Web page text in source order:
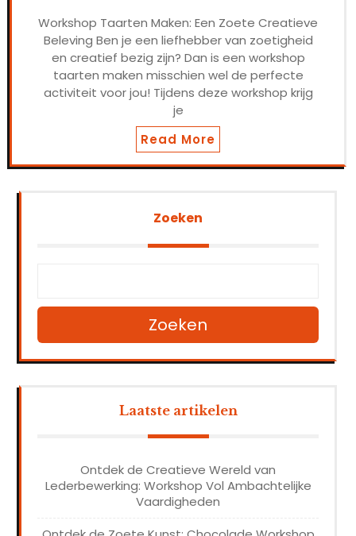
Workshop Taarten Maken: Een Zoete Creatieve
Beleving Ben je een liefhebber van zoetigheid
en creatief bezig zijn? Dan is een workshop
taarten maken misschien wel de perfecte
activiteit voor jou! Tijdens deze workshop krijg
je
Read More
Zoeken
Zoeken
Laatste artikelen
Ontdek de Creatieve Wereld van
Lederbewerking: Workshop Vol Ambachtelijke
Vaardigheden